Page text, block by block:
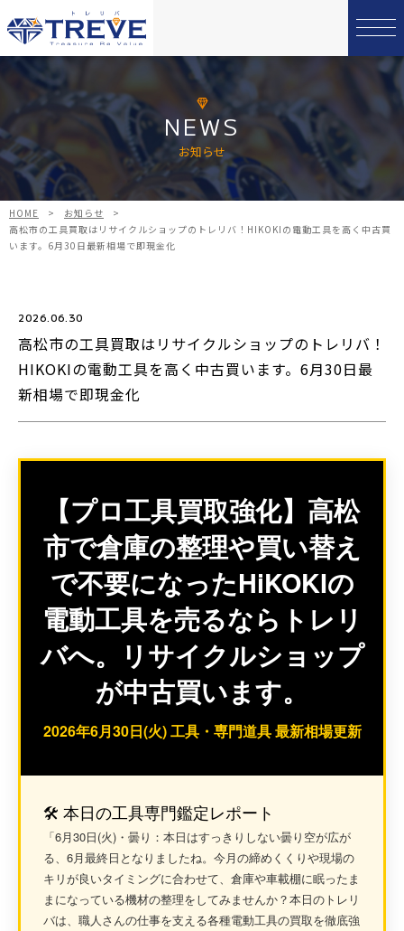
NEWS
お知らせ
HOME > お知らせ
>
高松市の工具買取はリサイクルショップのトレリバ！HIKOKIの電動工具を高く中古買
います。6月30日最新相場で即現金化
高松市の工具買取はリサイクルショップのトレリバ！
HIKOKIの電動工具を高く中古買います。6月30日最
新相場で即現金化
2026.06.30
【プロ工具買取強化】高松
市で倉庫の整理や買い替え
で不要になったHiKOKIの
電動工具を売るならトレリ
バへ。リサイクルショップ
が中古買います。
2026年6月30日(火) 工具・専門道具 最新相場更新
🛠️ 本日の工具専門鑑定レポート
「6月30日(火)・曇り：本日はすっきりしない曇り空が広が
る、6月最終日となりましたね。今月の締めくくりや現場の
キリが良いタイミングに合わせて、倉庫や車載棚に眠ったま
まになっている機材の整理をしてみませんか？本日のトレリ
バは、職人さんの仕事を支える各種電動工具の買取を徹底強